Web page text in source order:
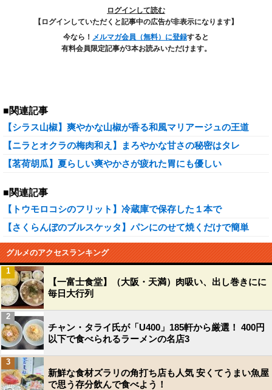
ログインして読む
【ログインしていただくと記事中の広告が非表示になります】
今なら！ メルマガ会員（無料）に登録すると
有料会員限定記事が3本お読みいただけます。
■関連記事
【シラス山椒】爽やかな山椒が香る和風マリアージュの王道
【ニラとオクラの梅肉和え】まろやかな甘さの秘密はタレ
【茗荷胡瓜】夏らしい爽やかさが疲れた胃にも優しい
■関連記事
【トウモロコシのフリット】冷蔵庫で保存した１本で
【さくらんぼのブルスケッタ】パンにのせて焼くだけで簡単
グルメのアクセスランキング
【一富士食堂】（大阪・天満）肉吸い、出し巻きにに
毎日大行列
1
チャン・タライ氏が「U400」185軒から厳選！ 400円
以下で食べられるラーメンの名店3
2
新鮮な食材ズラリの角打ち店も人気 安くてうまい魚屋
で思う存分飲んで食べよう！
3